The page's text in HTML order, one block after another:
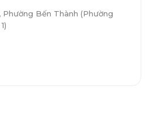
Bến Thành (Phường